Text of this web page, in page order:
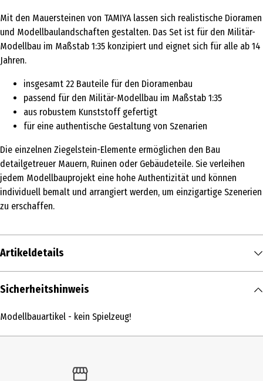
Mit den Mauersteinen von TAMIYA lassen sich realistische Dioramen
und Modellbaulandschaften gestalten. Das Set ist für den Militär-
Modellbau im Maßstab 1:35 konzipiert und eignet sich für alle ab 14
Jahren.
insgesamt 22 Bauteile für den Dioramenbau
passend für den Militär-Modellbau im Maßstab 1:35
aus robustem Kunststoff gefertigt
für eine authentische Gestaltung von Szenarien
Die einzelnen Ziegelstein-Elemente ermöglichen den Bau
detailgetreuer Mauern, Ruinen oder Gebäudeteile. Sie verleihen
jedem Modellbauprojekt eine hohe Authentizität und können
individuell bemalt und arrangiert werden, um einzigartige Szenerien
zu erschaffen.
Artikeldetails
Inhalt
Produkttyp
Sicherheitshinweis
Modellbauartikel - kein Spielzeug!